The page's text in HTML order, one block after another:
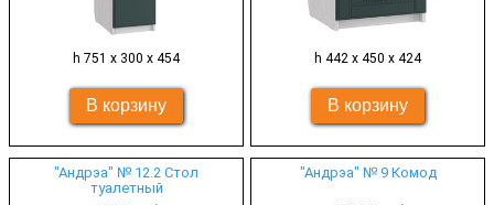
h 751 х 300 х 454 h 442 х 450 х 424
"Андрэа" № 12.2 Стол
туалетный
"Андрэа" № 9 Комод